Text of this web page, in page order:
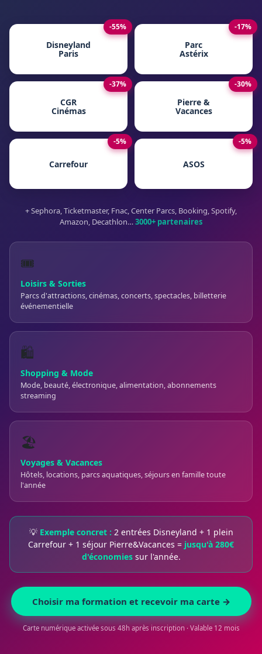
-55%
Disneyland
Paris
-17%
Parc
Astérix
-37%
CGR
Cinémas
-30%
Pierre &
Vacances
-5%
Carrefour
-5%
ASOS
+ Sephora, Ticketmaster, Fnac, Center Parcs, Booking, Spotify,
Amazon, Decathlon…3000+ partenaires
🎟️
Loisirs & Sorties
Parcs d'attractions, cinémas, concerts, spectacles, billetterie
événementielle
🛍️
Shopping & Mode
Mode, beauté, électronique, alimentation, abonnements
streaming
🏖️
Voyages & Vacances
Hôtels, locations, parcs aquatiques, séjours en famille toute
l'année
💡 Exemple concret : 2 entrées Disneyland + 1 plein
Carrefour + 1 séjour Pierre&Vacances = jusqu'à 280€
d'économiessur l'année.
Choisir ma formation et recevoir ma carte →
Carte numérique activée sous 48h après inscription · Valable 12 mois